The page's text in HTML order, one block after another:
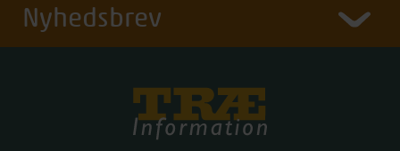
Nyhedsbrev